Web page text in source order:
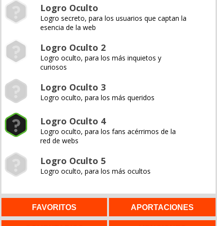
Logro Oculto
Logro secreto, para los usuarios que captan la
esencia de la web
Logro Oculto 2
Logro oculto, para los más inquietos y
curiosos
Logro Oculto 3
Logro oculto, para los más queridos
Logro Oculto 4
Logro oculto, para los fans acérrimos de la
red de webs
Logro Oculto 5
Logro oculto, para los más ocultos
FAVORITOS APORTACIONES